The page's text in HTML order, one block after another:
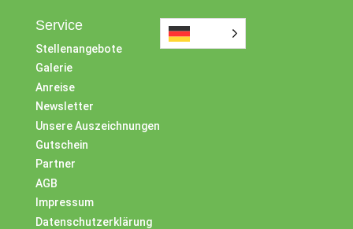
Service
Stellenangebote
Galerie
Anreise
Newsletter
Unsere Auszeichnungen
Gutschein
Partner
AGB
Impressum
Datenschutzerklärung